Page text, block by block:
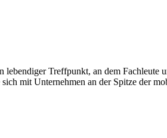
lebendiger Treffpunkt, an dem Fachleute
mit Unternehmen an der Spitze der